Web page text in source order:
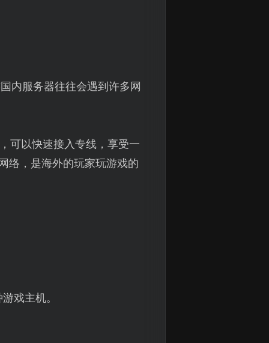
内服务器往往会遇到许多网
可以快速接入专线，享受一
络，是海外的玩家玩游戏的
戏主机。